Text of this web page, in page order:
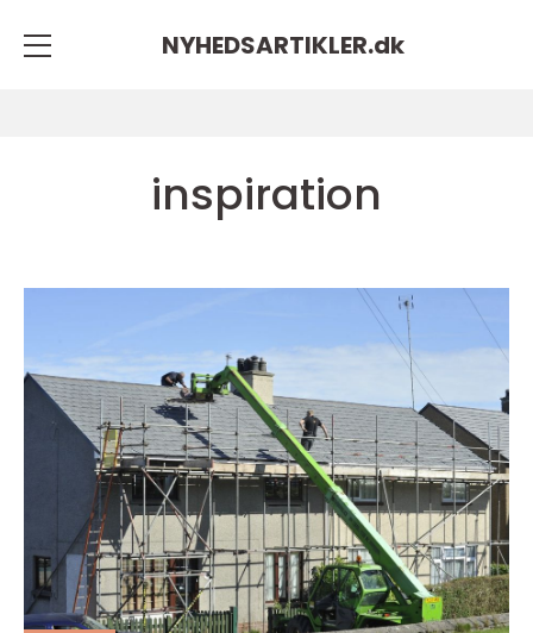
NYHEDSARTIKLER.dk
inspiration